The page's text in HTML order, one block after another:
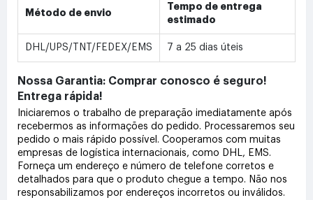
Método de envio
Tempo de entrega
estimado
DHL/UPS/TNT/FEDEX/EMS 7 a 25 dias úteis
Nossa Garantia: Comprar conosco é seguro!
Entrega rápida!
Iniciaremos o trabalho de preparação imediatamente após
recebermos as informações do pedido. Processaremos seu
pedido o mais rápido possível. Cooperamos com muitas
empresas de logística internacionais, como DHL, EMS.
Forneça um endereço e número de telefone corretos e
detalhados para que o produto chegue a tempo. Não nos
responsabilizamos por endereços incorretos ou inválidos.